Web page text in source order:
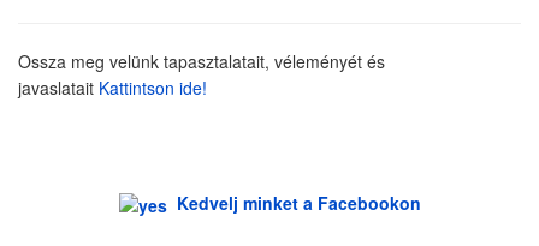
Ossza meg velünk tapasztalatait, véleményét és
javaslatait Kattintson ide!
Kedvelj minket a Facebookon